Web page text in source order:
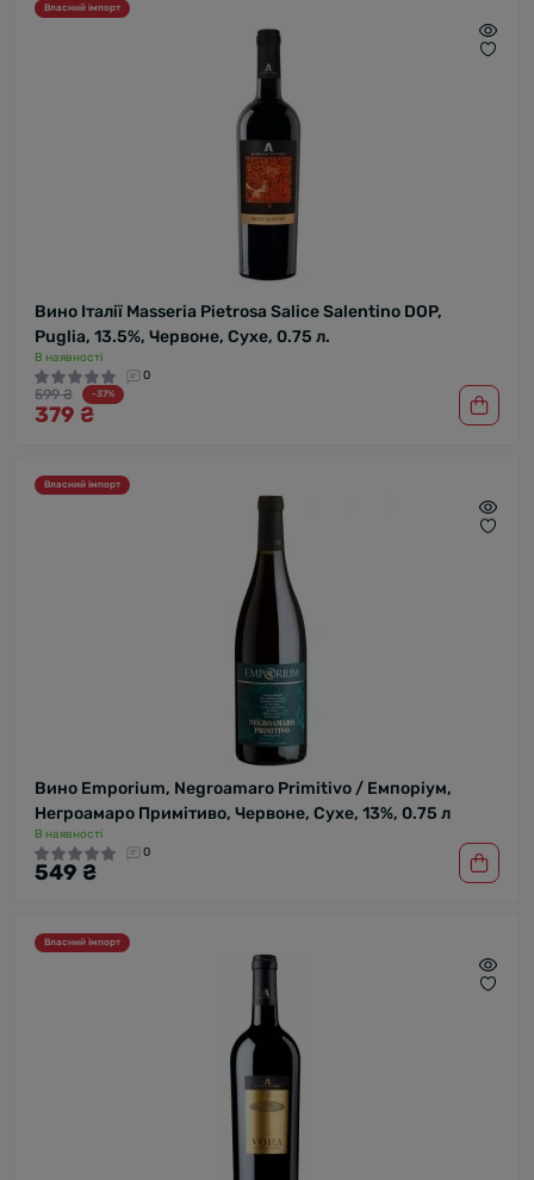
Власний імпорт
Вино Італії Masseria Pietrosa Salice Salentino DOP,
Puglia, 13.5%, Червоне, Сухе, 0.75 л.
В наявності
0
599 ₴ -37%
379 ₴
Власний імпорт
Вино Emporium, Negroamaro Primitivo / Емпоріум,
Негроамаро Примітиво, Червоне, Сухе, 13%, 0.75 л
В наявності
0
549 ₴
Власний імпорт